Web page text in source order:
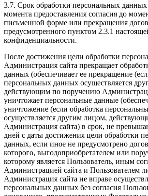
3.7. Срок обработки персональных данных
момента предоставления согласия до
письменной форме или прекращения
предусмотренного пунктом 2.3.1
конфиденциальности.
После достижения цели обработки
Администрация сайта прекращает
данных (обеспечивает ее прекращение
персональных данных осуществляется
действующим по поручению
уничтожает персональные данные
уничтожение (если обработка
осуществляется другим лицом,
Администрация сайта) в срок, не
дней с даты достижения цели обработки
данных, если иное не предусмотрено
которого, выгодоприобретателем или
которому является Пользователь, иным
Администрацией сайта и Пользователем
Администрация сайта не вправе
персональных данных без согласия